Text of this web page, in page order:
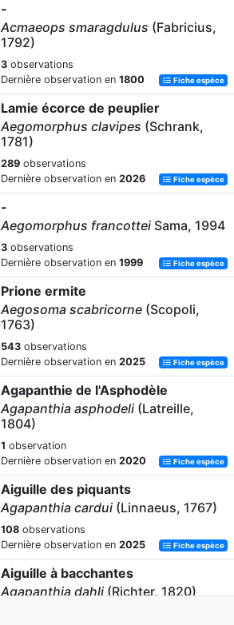
-
Acmaeops smaragdulus (Fabricius,
1792)
3 observations
Dernière observation en 1800 Fiche espèce
Lamie écorce de peuplier
Aegomorphus clavipes (Schrank,
1781)
289 observations
Dernière observation en 2026 Fiche espèce
-
Aegomorphus francottei Sama, 1994
3 observations
Dernière observation en 1999 Fiche espèce
Prione ermite
Aegosoma scabricorne (Scopoli,
1763)
543 observations
Dernière observation en 2025 Fiche espèce
Agapanthie de l'Asphodèle
Agapanthia asphodeli (Latreille,
1804)
1 observation
Dernière observation en 2020 Fiche espèce
Aiguille des piquants
Agapanthia cardui (Linnaeus, 1767)
108 observations
Dernière observation en 2025 Fiche espèce
Aiguille à bacchantes
Agapanthia dahli(Richter, 1820)